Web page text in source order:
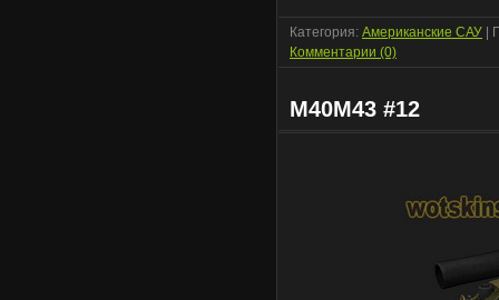
Категория: Американские САУ |
Комментарии (0)
M40M43 #12